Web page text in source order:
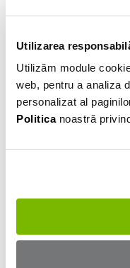
Utilizarea
Utilizăm module
web, pentru a analiza
personalizat al
Politicanoastră
Informatiile
Aplică
aprobare